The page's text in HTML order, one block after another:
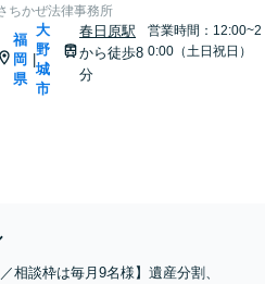
ちかぜ法律事務所
福
岡
県
|
大
野
城
市
春日原駅
から徒歩8
分
営業時間：12:00~2
0:00（土日祝日）
相談枠は毎月9名様】遺産分割、